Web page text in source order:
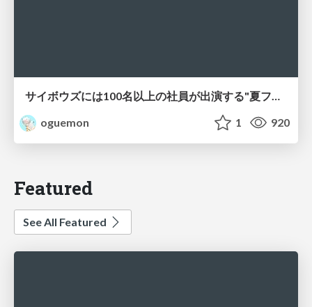
サイボウズには100名以上の社員が出演する"夏フェス"があるって本当？
oguemon
1 920
Featured
See All Featured